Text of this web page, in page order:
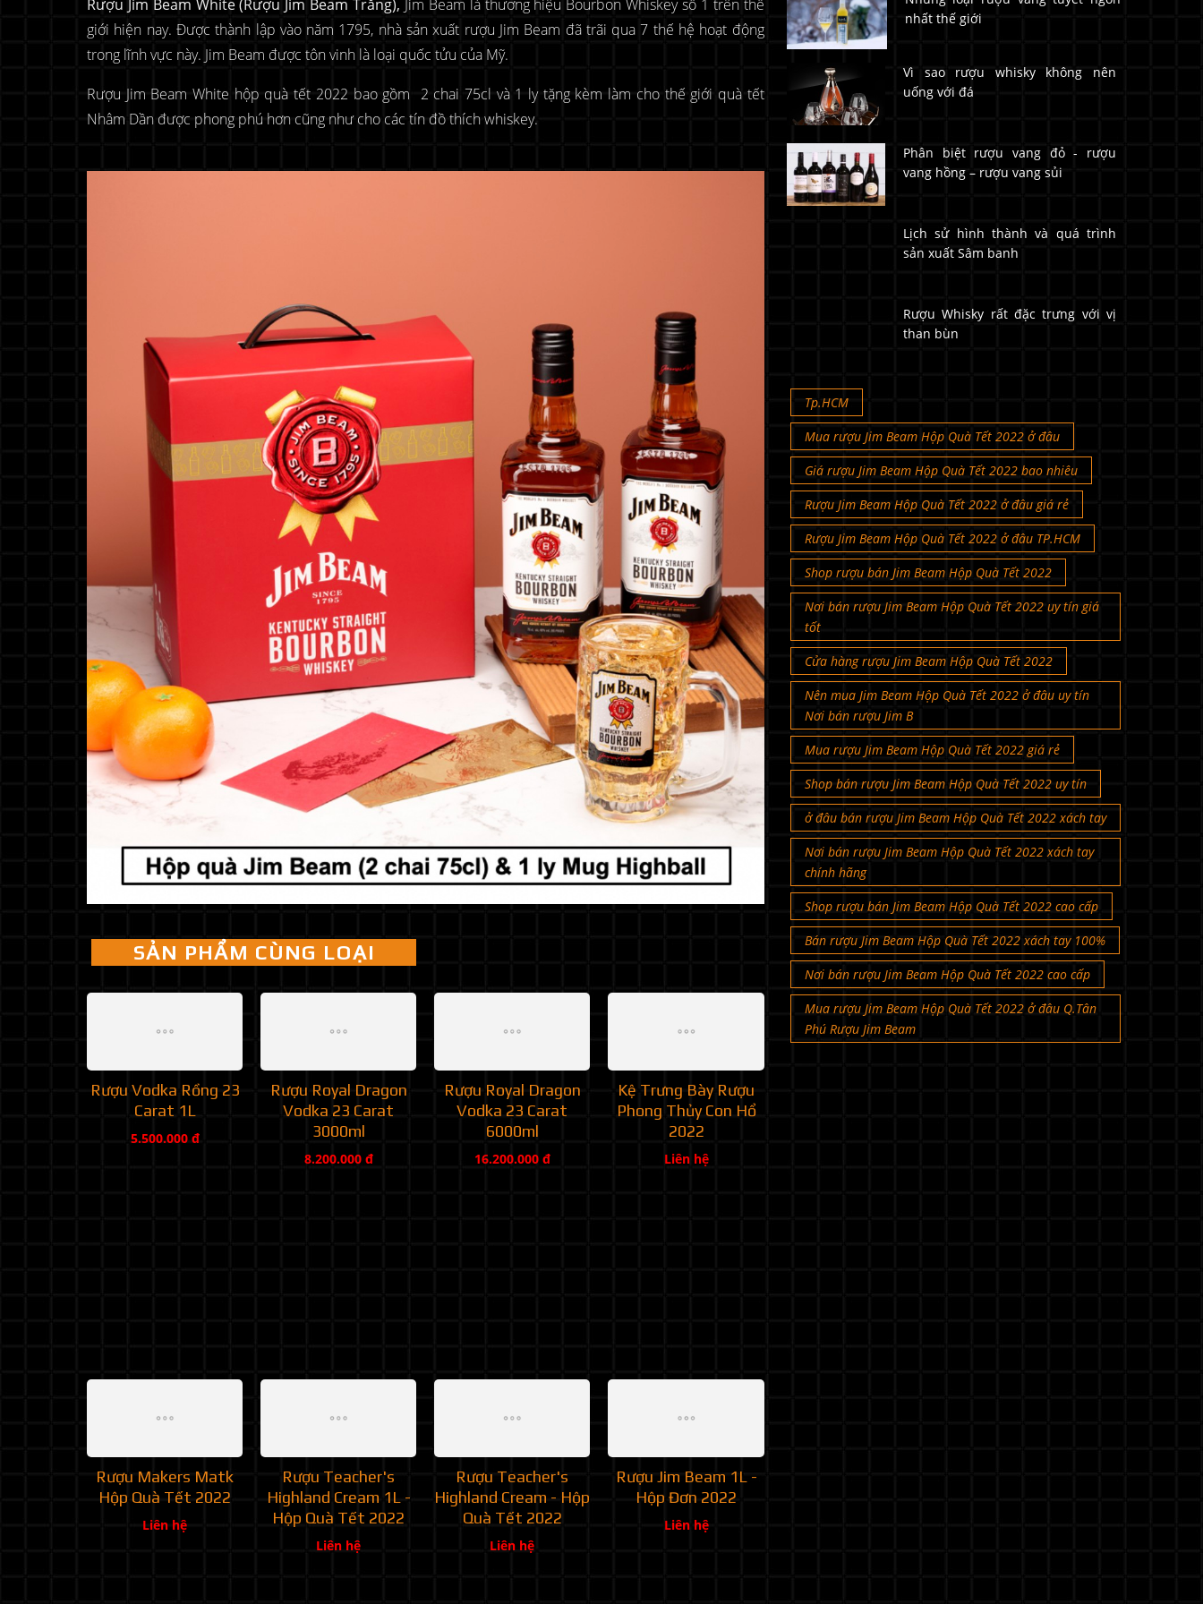
Rượu Jim Beam White (Rượu Jim Beam Trắng), Jim Beam là thương hiệu Bourbon Whiskey số 1 trên thế
giới hiện nay. Được thành lập vào năm 1795, nhà sản xuất rượu Jim Beam đã trãi qua 7 thế hệ hoạt động
trong lĩnh vực này. Jim Beam được tôn vinh là loại quốc tửu của Mỹ.
Rượu Jim Beam White hộp quà tết 2022 bao gồm 2 chai 75cl và 1 ly tặng kèm làm cho thế giới quà tết
Nhâm Dần được phong phú hơn cũng như cho các tín đồ thích whiskey.
SẢN PHẨM CÙNG LOẠI
Rượu Vodka Rồng 23
Carat 1L
5.500.000 đ
Rượu Royal Dragon
Vodka 23 Carat
3000ml
8.200.000 đ
Rượu Royal Dragon
Vodka 23 Carat
6000ml
16.200.000 đ
Kệ Trưng Bày Rượu
Phong Thủy Con Hổ
2022
Liên hệ
Rượu Makers Matk
Hộp Quà Tết 2022
Liên hệ
Rượu Teacher's
Highland Cream 1L -
Hộp Quà Tết 2022
Liên hệ
Rượu Teacher's
Highland Cream - Hộp
Quà Tết 2022
Liên hệ
Rượu Jim Beam 1L -
Hộp Đơn 2022
Liên hệ
nhất thế giới
Vì sao rượu whisky không nên
uống với đá
Phân biệt rượu vang đỏ - rượu
vang hồng – rượu vang sủi
Lịch sử hình thành và quá trình
sản xuất Sâm banh
Rượu Whisky rất đặc trưng với vị
than bùn
Mua rượu Jim Beam Hộp Quà Tết 2022 ở đâu
Giá rượu Jim Beam Hộp Quà Tết 2022 bao nhiêu
Rượu Jim Beam Hộp Quà Tết 2022 ở đâu giá rẻ
Rượu Jim Beam Hộp Quà Tết 2022 ở đâu TP.HCM
Shop rượu bán Jim Beam Hộp Quà Tết 2022
Nơi bán rượu Jim Beam Hộp Quà Tết 2022 uy tín giá
tốt
Cửa hàng rượu Jim Beam Hộp Quà Tết 2022
Nên mua Jim Beam Hộp Quà Tết 2022 ở đâu uy tín
Nơi bán rượu Jim B
Mua rượu Jim Beam Hộp Quà Tết 2022 giá rẻ
Shop bán rượu Jim Beam Hộp Quà Tết 2022 uy tín
ở đâu bán rượu Jim Beam Hộp Quà Tết 2022 xách tay
Nơi bán rượu Jim Beam Hộp Quà Tết 2022 xách tay
chính hãng
Shop rượu bán Jim Beam Hộp Quà Tết 2022 cao cấp
Bán rượu Jim Beam Hộp Quà Tết 2022 xách tay 100%
Nơi bán rượu Jim Beam Hộp Quà Tết 2022 cao cấp
Mua rượu Jim Beam Hộp Quà Tết 2022 ở đâu Q.Tân
Phú Rượu Jim Beam